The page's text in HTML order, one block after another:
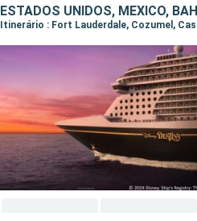
ESTADOS UNIDOS, MÉXICO,
Itinerário : Fort Lauderdale, Cozumel,